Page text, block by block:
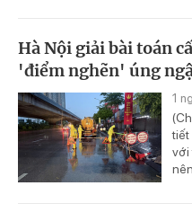
Hà Nội giải bài toán
'điểm nghẽn' úng
1
tiết
với